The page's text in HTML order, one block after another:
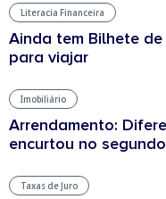
Literacia Financeira
Ainda tem Bilhete
para viajar
Imobiliário
Arrendamento:
encurtou no
Taxas de Juro